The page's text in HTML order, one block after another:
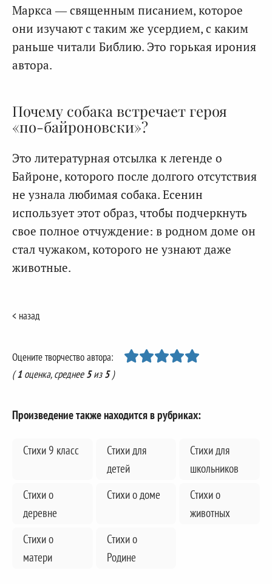
Маркса — священным писанием, которое
они изучают с таким же усердием, с каким
раньше читали Библию. Это горькая ирония
автора.
Почему собака встречает героя
«по-байроновски»?
Это литературная отсылка к легенде о
Байроне, которого после долгого отсутствия
не узнала любимая собака. Есенин
использует этот образ, чтобы подчеркнуть
свое полное отчуждение: в родном доме он
стал чужаком, которого не узнают даже
животные.
< назад
Оцените творчество автора:
(1оценка, среднее5из5)
Произведение также находится в рубриках:
Стихи 9 класс
Стихи для
детей
Стихи для
школьников
Стихи о
деревне
Стихи о доме
Стихи о
животных
Стихи о
матери
Стихи о
Родине